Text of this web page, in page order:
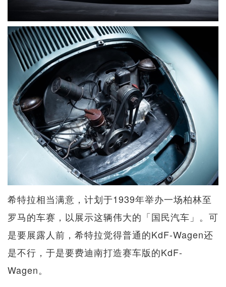
希特拉相当满意，计划于1939年举办一场柏林至
罗马的车赛，以展示这辆伟大的「国民汽车」。可
是要展露人前，希特拉觉得普通的KdF-Wagen还
是不行，于是要费迪南打造赛车版的KdF-
Wagen。